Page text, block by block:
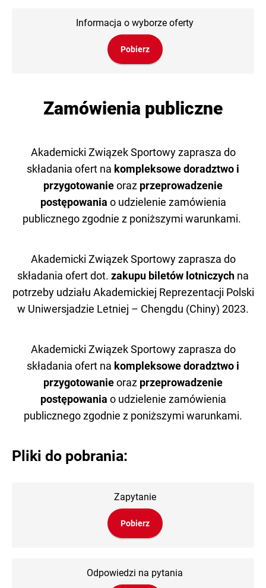
Informacja o wyborze oferty
Pobierz
Zamówienia publiczne
Akademicki Związek Sportowy zaprasza do
składania ofert na kompleksowe doradztwo i
przygotowanieoraz przeprowadzenie
postępowania o udzielenie zamówienia
publicznego zgodnie z poniższymi warunkami.
Akademicki Związek Sportowy zaprasza do
składania ofert dot. zakupu biletów lotniczych na
potrzeby udziału Akademickiej Reprezentacji Polski
w Uniwersjadzie Letniej – Chengdu (Chiny) 2023.
Akademicki Związek Sportowy zaprasza do
składania ofert na kompleksowe doradztwo i
przygotowanieoraz przeprowadzenie
postępowania o udzielenie zamówienia
publicznego zgodnie z poniższymi warunkami.
Pliki do pobrania:
Zapytanie
Pobierz
Odpowiedzi na pytania